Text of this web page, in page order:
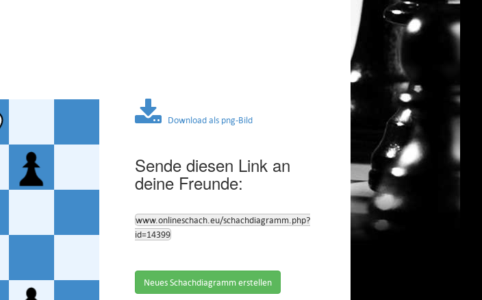
Download als png-Bild
Sende diesen Link an
deine Freunde:
www.onlineschach.eu/schachdiagramm.php?
id=14399
Neues Schachdiagramm erstellen